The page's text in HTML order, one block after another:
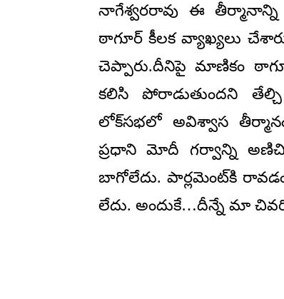
నాగేశ్వరరావు ఈ
ఠాగూర్ కీలక వ్యాఖ్యలు
చెప్పారు.దీనిపై మాణికం
కలిసి పోరాడుతుందని
లోక్‌సభలో అవిశ్వాస తీర్మానం
ప్రధాని మోదీ గర్వాన్ని
బాగోలేదు. పార్లమెంట్‌కి
లేదు. అందుకే…దీన్నే మా